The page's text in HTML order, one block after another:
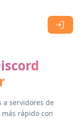
a servidores de
rápido con